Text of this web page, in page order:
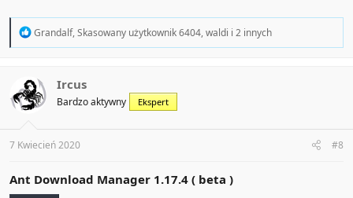
R
t
i
o
s
:
Grandalf,Skasowany użytkownik 6404,waldi i 2 innych
Ircus
Bardzo aktywny Ekspert
7 Kwiecień 2020 #8
Ant Download Manager 1.17.4 ( beta )